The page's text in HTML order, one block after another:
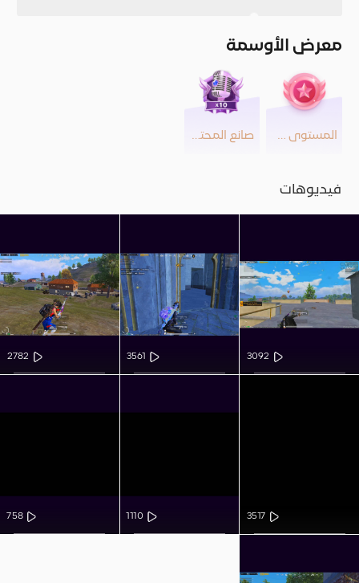
معرض الأوسمة
المستوى 23 صانع المحتوى
فيديوهات
3092
3561
2782
3517
1110
758